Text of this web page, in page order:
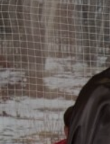
УЗНАТЬ БОЛЬШЕ